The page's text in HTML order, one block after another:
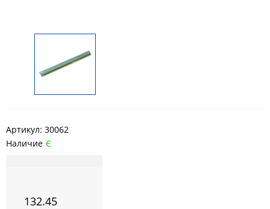
Артикул: 30062
Наличие Є
132.45